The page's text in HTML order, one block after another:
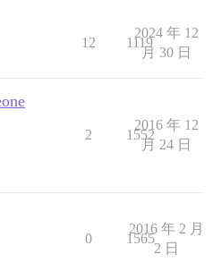
12 1119
2024 年 12
月 30 日
2 1552
2016 年 12
月 24 日
0 1565
2016 年 2 月
2 日